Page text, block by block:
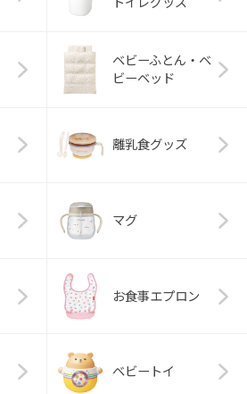
ベビーふとん・ベ
ビーベッド
離乳食グッズ
マグ
お食事エプロン
ベビートイ